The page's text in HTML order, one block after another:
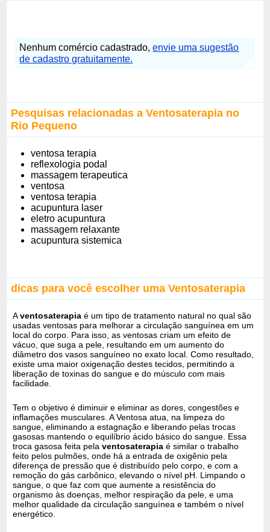
Nenhum comércio cadastrado,envie uma sugestão
de cadastro gratuitamente.
Pesquisas relacionadas a Ventosaterapia no
Rio Pequeno
ventosa terapia
reflexologia podal
massagem terapeutica
ventosa
ventosa terapia
acupuntura laser
eletro acupuntura
massagem relaxante
acupuntura sistemica
dicas para você escolher uma Ventosaterapia
Aventosaterapia é um tipo de tratamento natural no qual são
usadas ventosas para melhorar a circulação sanguínea em um
local do corpo. Para isso, as ventosas criam um efeito de
vácuo, que suga a pele, resultando em um aumento do
diâmetro dos vasos sanguíneo no exato local. Como resultado,
existe uma maior oxigenação destes tecidos, permitindo a
liberação de toxinas do sangue e do músculo com mais
facilidade.
Tem o objetivo é diminuir e eliminar as dores, congestões e
inflamações musculares. A Ventosa atua, na limpeza do
sangue, eliminando a estagnação e liberando pelas trocas
gasosas mantendo o equilíbrio ácido básico do sangue. Essa
troca gasosa feita pelaventosaterapia é similar o trabalho
feito pelos pulmões, onde há a entrada de oxigênio pela
diferença de pressão que é distribuído pelo corpo, e com a
remoção do gás carbônico, elevando o nível pH. Limpando o
sangue, o que faz com que aumente a resistência do
organismo às doenças, melhor respiração da pele, e uma
melhor qualidade da circulação sanguínea e também o nível
energético.